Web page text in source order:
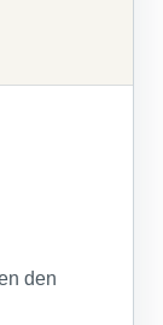
den